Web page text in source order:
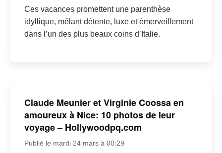
Ces vacances promettent une parenthèse
idyllique, mêlant détente, luxe et émerveillement
dans l’un des plus beaux coins d’Italie.
Claude Meunier et Virginie Coossa en
amoureux à Nice: 10 photos de leur
voyage – Hollywoodpq.com
Publié le mardi 24 mars à 00:29